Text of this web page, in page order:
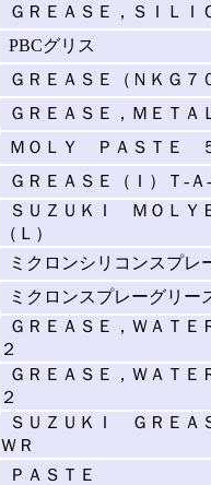
ＧＲＥＡＳＥ，ＳＩＬ
PBCグリス
ＧＲＥＡＳＥ（ＮＫＧ７
ＧＲＥＡＳＥ，ＭＥＴ
ＭＯＬＹ ＰＡＳＴＥ
ＧＲＥＡＳＥ（Ｉ）Ｔ‐
ＳＵＺＵＫＩ ＭＯＬＹ
（Ｌ）
ミクロンシリコンスプレ
ミクロンスプレーグリー
ＧＲＥＡＳＥ，ＷＡＴ
２
ＧＲＥＡＳＥ，ＷＡＴ
２
ＳＵＺＵＫＩ ＧＲＥ
ＷＲ
ＰＡＳＴＥ